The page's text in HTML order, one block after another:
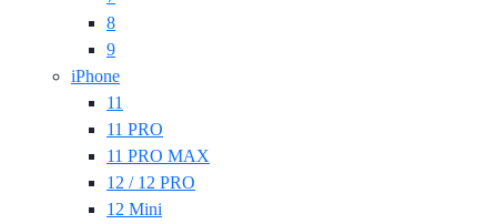
8
9
iPhone
11
11 PRO
11 PRO MAX
12 / 12 PRO
12 Mini